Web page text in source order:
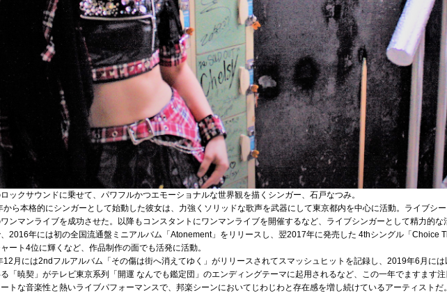
ックサウンドに乗せて、パワフルかつエモーショナルな世界観を描くシンガー、石戸なつみ。
から本格的にシンガーとして始動した彼女は、力強くソリッドな歌声を武器にして東京都内を中心に活動。ライブシ
ンマンライブを成功させた。以降もコンスタントにワンマンライブを開催するなど、ライブシンガーとして精力的な
2016年には初の全国流通盤ミニアルバム「Atonement」をリリースし、翌2017年に発売した 4thシングル「Choice
ート4位に輝くなど、作品制作の面でも活発に活動。
12月には2ndフルアルバム「その傷は街へ消えてゆく」がリリースされてスマッシュヒットを記録し、2019年6月に
「暁契」がテレビ東京系列「開運 なんでも鑑定団」のエンディングテーマに起用されるなど、この一年でますます注
トな音楽性と熱いライブパフォーマンスで、邦楽シーンにおいてじわじわと存在感を増し続けているアーティストだ。